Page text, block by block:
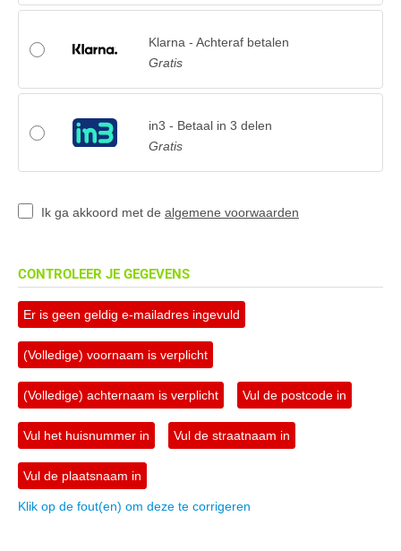
Klarna - Achteraf betalen
Gratis
in3 - Betaal in 3 delen
Gratis
Ik ga akkoord met de algemene voorwaarden
CONTROLEER JE GEGEVENS
Er is geen geldig e-mailadres ingevuld
(Volledige) voornaam is verplicht
(Volledige) achternaam is verplicht Vul de postcode in
Vul het huisnummer in Vul de straatnaam in
Vul de plaatsnaam in
Klik op de fout(en) om deze te corrigeren